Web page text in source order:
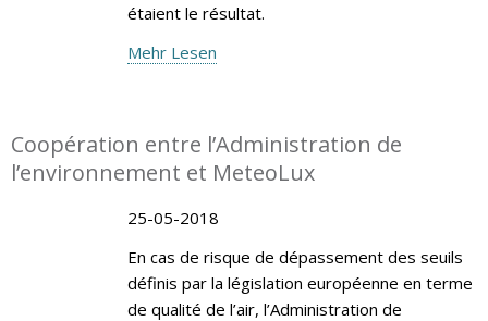
étaient le résultat.
Mehr Lesen
Coopération entre l’Administration de
l’environnement et MeteoLux
25-05-2018
En cas de risque de dépassement des seuils
définis par la législation européenne en terme
de qualité de l’air, l’Administration de